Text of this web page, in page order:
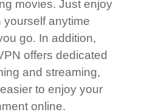
movies. Just enjoy
yourself anytime
go. In addition,
offers dedicated
and streaming,
to enjoy your
online.